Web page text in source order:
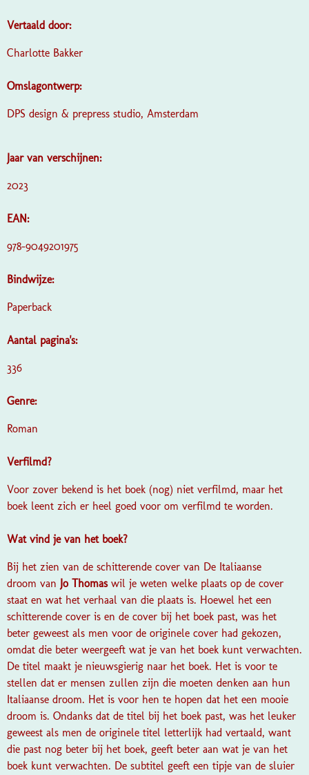
Vertaald door:
Charlotte Bakker
Omslagontwerp:
DPS design & prepress studio, Amsterdam
Jaar van verschijnen:
2023
EAN:
978-9049201975
Bindwijze:
Paperback
Aantal pagina's:
336
Genre:
Roman
Verfilmd?
Voor zover bekend is het boek (nog) niet verfilmd, maar het
boek leent zich er heel goed voor om verfilmd te worden.
Wat vind je van het boek?
Bij het zien van de schitterende cover van De Italiaanse
droom van Jo Thomas wil je weten welke plaats op de cover
staat en wat het verhaal van die plaats is. Hoewel het een
schitterende cover is en de cover bij het boek past, was het
beter geweest als men voor de originele cover had gekozen,
omdat die beter weergeeft wat je van het boek kunt verwachten.
De titel maakt je nieuwsgierig naar het boek. Het is voor te
stellen dat er mensen zullen zijn die moeten denken aan hun
Italiaanse droom. Het is voor hen te hopen dat het een mooie
droom is. Ondanks dat de titel bij het boek past, was het leuker
geweest als men de originele titel letterlijk had vertaald, want
die past nog beter bij het boek, geeft beter aan wat je van het
boek kunt verwachten. De subtitel geeft een tipje van de sluier